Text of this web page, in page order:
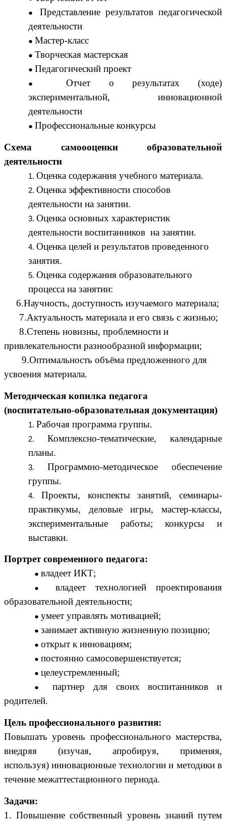
Представление результатов педагогической
деятельности
Мастер-класс
Творческая мастерская
Педагогический проект
Отчет о результатах (ходе)
экспериментальной, инновационной
деятельности
Профессиональные конкурсы
Схема самоооценки образовательной
деятельности
Оценка содержания учебного материала.
Оценка эффективности способов
деятельности на занятии.
Оценка основных характеристик
деятельности воспитанников на занятии.
Оценка целей и результатов проведенного
занятия.
Оценка содержания образовательного
процесса на занятии:
6.Научность, доступность изучаемого материала;
7.Актуальность материала и его связь с жизнью;
8.Степень новизны, проблемности и
привлекательности разнообразной информации;
9.Оптимальность объёма предложенного для
усвоения материала.
Методическая копилка педагога
(воспитательно-образовательная документация)
Рабочая программа группы.
Комплексно-тематические, календарные
планы.
Программно-методическое обеспечение
группы.
Проекты, конспекты занятий, семинары-
практикумы, деловые игры, мастер-классы,
экспериментальные работы; конкурсы и
выставки.
Портрет современного педагога:
владеет ИКТ;
владеет технологией проектирования
образовательной деятельности;
умеет управлять мотивацией;
занимает активную жизненную позицию;
открыт к инновациям;
постоянно самосовершенствуется;
целеустремленный;
партнер для своих воспитанников и
родителей.
Цель профессионального развития:
Повышать уровень профессионального мастерства,
внедряя (изучая, апробируя, применяя,
используя) инновационные технологии и методики в
течение межаттестационного периода.
Задачи:
1. Повышение собственный уровень знаний путем